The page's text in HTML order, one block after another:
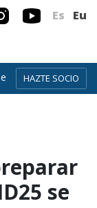
Es Eu
HAZTE SOCIO
se